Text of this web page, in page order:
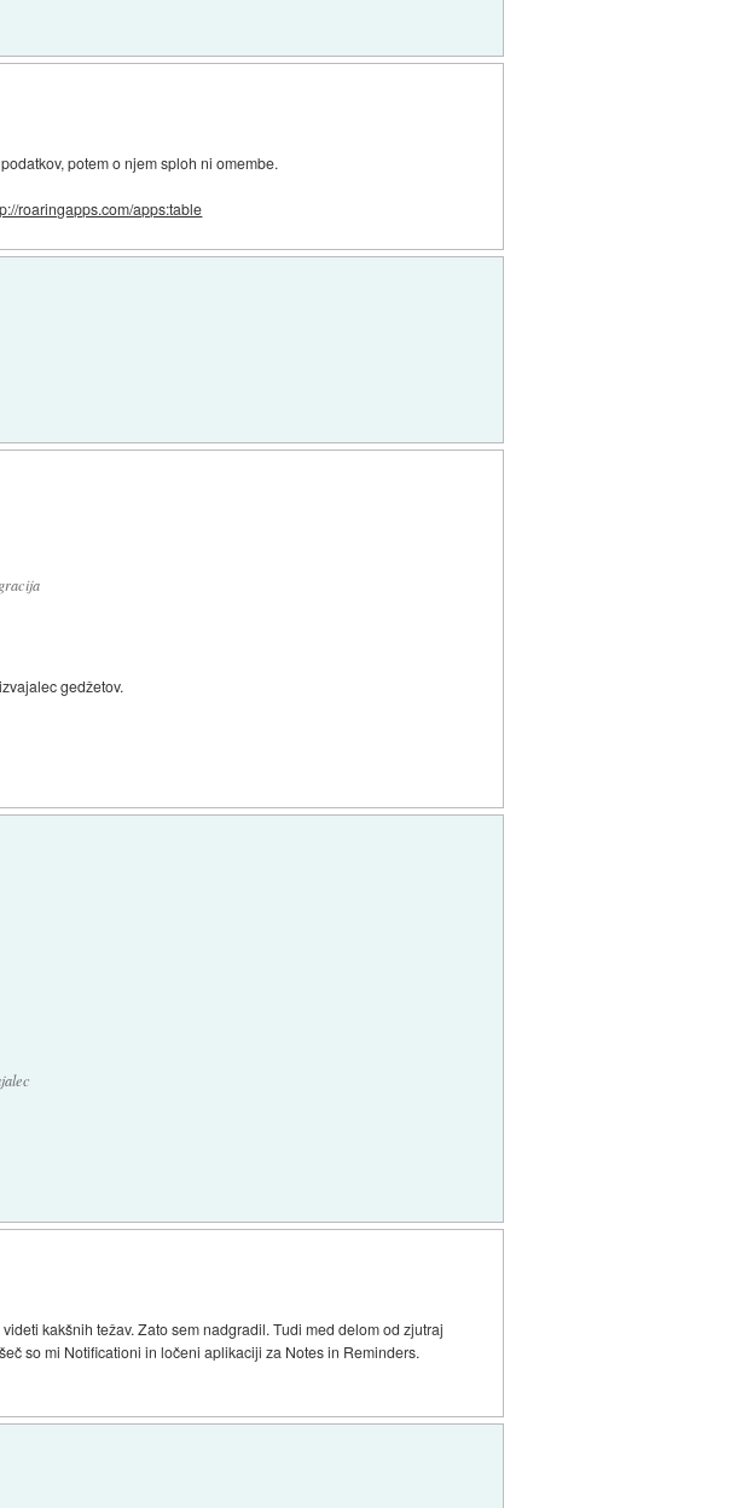
potem o njem sploh ni omembe.
roaringapps.com/apps:table
gedžetov.
kakšnih težav. Zato sem nadgradil. Tudi med delom od zjutraj
so mi Notificationi in ločeni aplikaciji za Notes in Reminders.